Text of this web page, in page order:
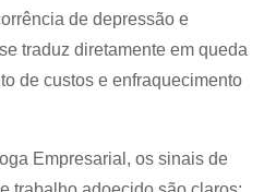
de depressão e
traduz diretamente em queda
de custos e enfraquecimento
Empresarial, os sinais de